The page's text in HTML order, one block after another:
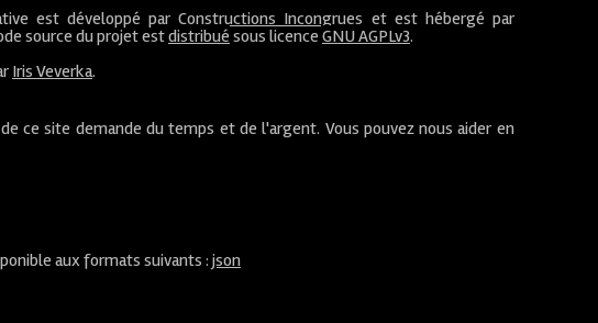
est développé parConstructions Incongrues et est hébergé par
source du projet estdistribué sous licence GNU AGPLv3.
Iris Veverka.
ce site demande du temps et de l'argent. Vous pouvez nous aider en
aux formats suivants :json